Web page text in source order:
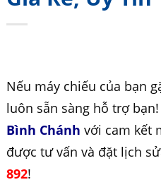
Nếu máy chiếu của bạn
luôn sẵn sàng hỗ trợ
Bình Chánh với cam kết
được tư vấn và đặt lịch
892!